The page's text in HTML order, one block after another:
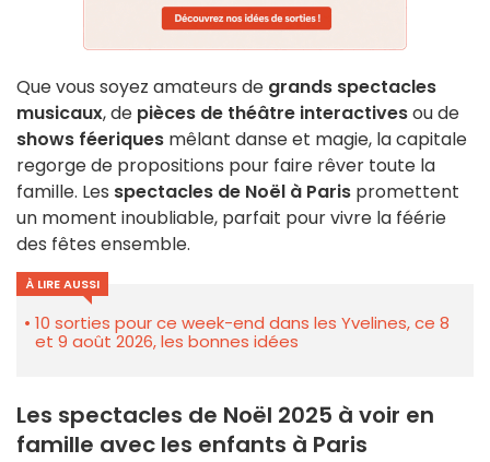
Que vous soyez amateurs de grands spectacles
musicaux, de pièces de théâtre interactivesou de
shows féeriques mêlant danse et magie, la capitale
regorge de propositions pour faire rêver toute la
famille. Les spectacles de Noël à Paris promettent
un moment inoubliable, parfait pour vivre la féérie
des fêtes ensemble.
À LIRE AUSSI
10 sorties pour ce week-end dans les Yvelines, ce 8
et 9 août 2026, les bonnes idées
Les spectacles de Noël 2025 à voir en
famille avec les enfants à Paris